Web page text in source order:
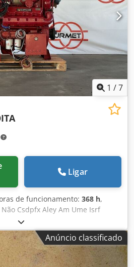
1 /7
Ligar
de funcionamento: 368 h,
Não Csdpfx Aley Am Ume Isrf
IVA/Regime de margem: IVA
Anúncio classificado